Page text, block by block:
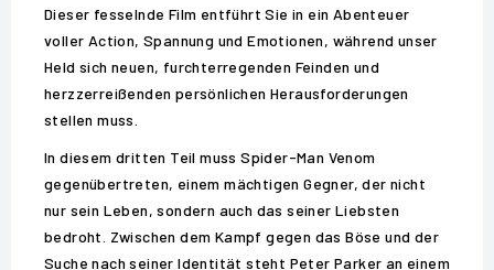
Dieser fesselnde Film entführt Sie in ein Abenteuer
voller Action, Spannung und Emotionen, während unser
Held sich neuen, furchterregenden Feinden und
herzzerreißenden persönlichen Herausforderungen
stellen muss.
In diesem dritten Teil muss Spider-Man Venom
gegenübertreten, einem mächtigen Gegner, der nicht
nur sein Leben, sondern auch das seiner Liebsten
bedroht. Zwischen dem Kampf gegen das Böse und der
Suche nach seiner Identität steht Peter Parker an einem